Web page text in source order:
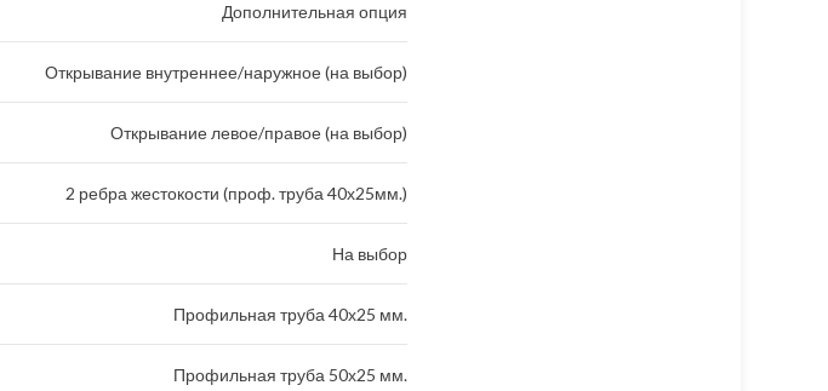
Дополнительная опция
Открывание внутреннее/наружное (на выбор)
Открывание левое/правое (на выбор)
2 ребра жестокости (проф. труба 40х25мм.)
На выбор
Профильная труба 40х25 мм.
Профильная труба 50х25 мм.